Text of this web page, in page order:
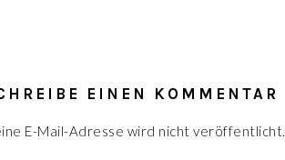
EINEN KOMMENTAR
E-Mail-Adresse wird nicht veröffentlicht.